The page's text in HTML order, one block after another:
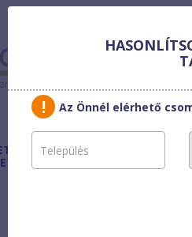
LRT-COM
Alap TV
Havi díj
Az Önnél elérhető